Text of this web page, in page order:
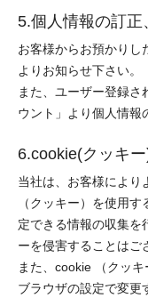
5.個人情報の訂正
お客様からお預かりし
よりお知らせ下さい。
また、ユーザー登録さ
ウント」より個人情報
6.cookie(クッキ
当社は、お客様により
（クッキー）を使用
定できる情報の収集を
ーを侵害することはご
また、cookie （クッ
ブラウザの設定で変更